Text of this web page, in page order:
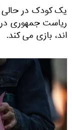
یک کودک در حالی
ریاست جمهوری در
اند، بازی می کند.